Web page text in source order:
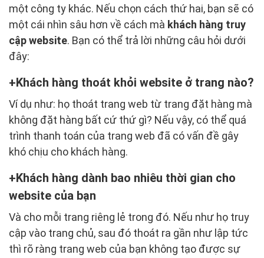
một công ty khác. Nếu chọn cách thứ hai, bạn sẽ có
một cái nhìn sâu hơn về cách mà khách hàng truy
cập website. Bạn có thể trả lời những câu hỏi dưới
đây:
Khách hàng thoát khỏi website ở trang nào?
Ví dụ như: họ thoát trang web từ trang đặt hàng mà
không đặt hàng bất cứ thứ gì? Nếu vậy, có thể quá
trình thanh toán của trang web đã có vấn đề gây
khó chịu cho khách hàng.
Khách hàng dành bao nhiêu thời gian cho
website của bạn
Và cho mỗi trang riêng lẻ trong đó. Nếu như họ truy
cập vào trang chủ, sau đó thoát ra gần như lập tức
thì rõ ràng trang web của bạn không tạo được sự